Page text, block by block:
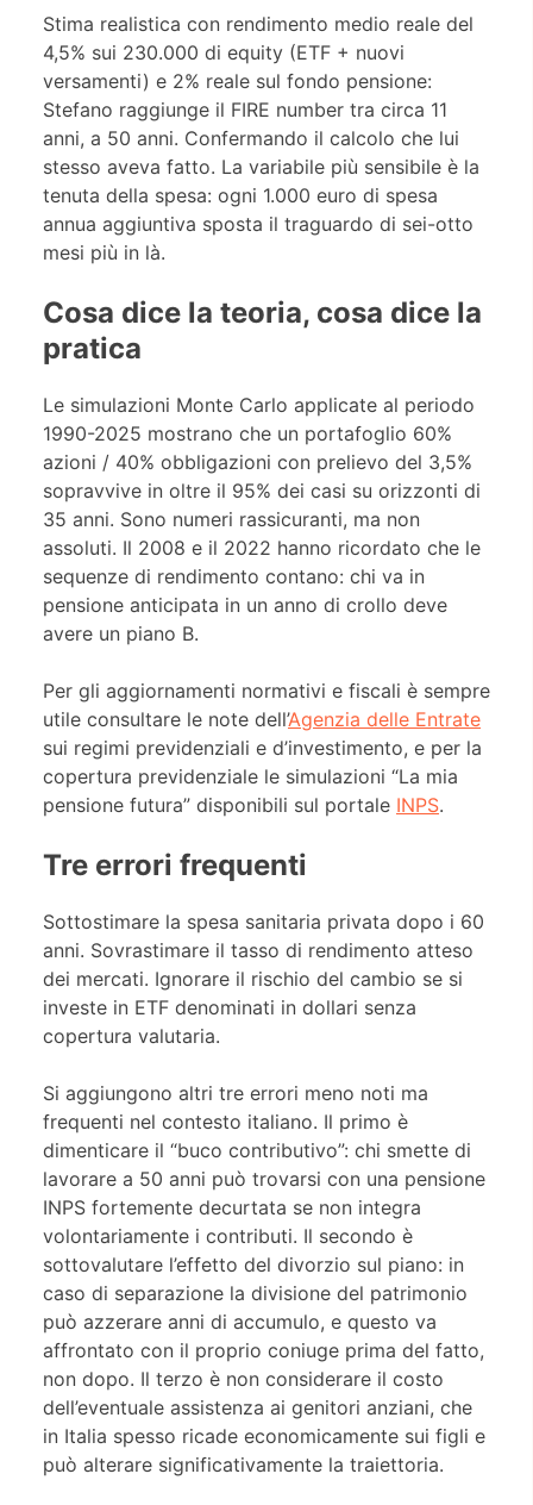
Stima realistica con rendimento medio reale del
4,5% sui 230.000 di equity (ETF + nuovi
versamenti) e 2% reale sul fondo pensione:
Stefano raggiunge il FIRE number tra circa 11
anni, a 50 anni. Confermando il calcolo che lui
stesso aveva fatto. La variabile più sensibile è la
tenuta della spesa: ogni 1.000 euro di spesa
annua aggiuntiva sposta il traguardo di sei-otto
mesi più in là.
Cosa dice la teoria, cosa dice la
pratica
Le simulazioni Monte Carlo applicate al periodo
1990-2025 mostrano che un portafoglio 60%
azioni / 40% obbligazioni con prelievo del 3,5%
sopravvive in oltre il 95% dei casi su orizzonti di
35 anni. Sono numeri rassicuranti, ma non
assoluti. Il 2008 e il 2022 hanno ricordato che le
sequenze di rendimento contano: chi va in
pensione anticipata in un anno di crollo deve
avere un piano B.
Per gli aggiornamenti normativi e fiscali è sempre
utile consultare le note dell’Agenzia delle Entrate
sui regimi previdenziali e d’investimento, e per la
copertura previdenziale le simulazioni “La mia
pensione futura” disponibili sul portale INPS.
Tre errori frequenti
Sottostimare la spesa sanitaria privata dopo i 60
anni. Sovrastimare il tasso di rendimento atteso
dei mercati. Ignorare il rischio del cambio se si
investe in ETF denominati in dollari senza
copertura valutaria.
Si aggiungono altri tre errori meno noti ma
frequenti nel contesto italiano. Il primo è
dimenticare il “buco contributivo”: chi smette di
lavorare a 50 anni può trovarsi con una pensione
INPS fortemente decurtata se non integra
volontariamente i contributi. Il secondo è
sottovalutare l’effetto del divorzio sul piano: in
caso di separazione la divisione del patrimonio
può azzerare anni di accumulo, e questo va
affrontato con il proprio coniuge prima del fatto,
non dopo. Il terzo è non considerare il costo
dell’eventuale assistenza ai genitori anziani, che
in Italia spesso ricade economicamente sui figli e
può alterare significativamente la traiettoria.